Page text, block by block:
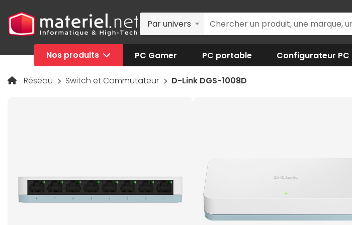
Par univers
Nos produits PC Gamer PC portable Configurateur PC
Réseau Switch et Commutateur D-Link DGS-1008D